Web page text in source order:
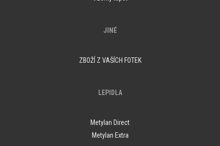
JINÉ
ZBOŽÍ Z VAŠÍCH FOTEK
LEPIDLA
Metylan Direct
Metylan Extra